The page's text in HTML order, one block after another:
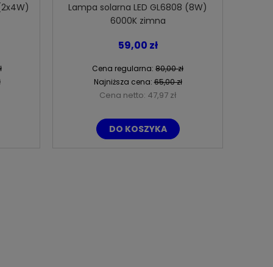
Lampa solarna LED GL6808 (8W)
6000K zimna
59,00 zł
Cena regularna: 80,00 zł
Najniższa cena:65,00 zł
Cena netto: 47,97 zł
DO KOSZYKA